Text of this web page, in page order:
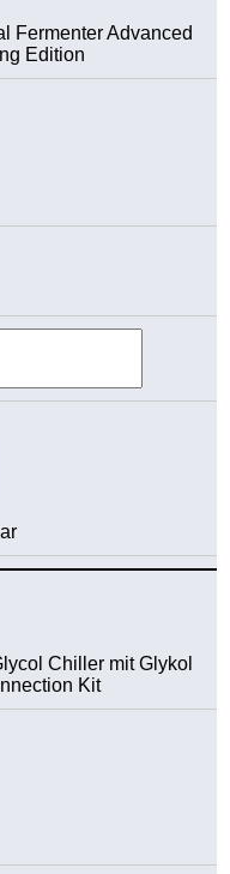
Fermenter Advanced
Edition
Chiller mit Glykol
Kit